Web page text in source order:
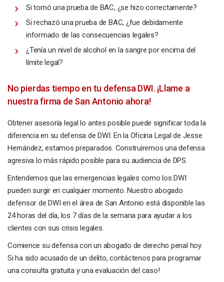
Si tomó una prueba de BAC, ¿se hizo correctamente?
Si rechazó una prueba de BAC, ¿fue debidamente
informado de las consecuencias legales?
¿Tenía un nivel de alcohol en la sangre por encima del
límite legal?
No pierdas tiempo en tu defensa DWI. ¡Llame a
nuestra firma de San Antonio ahora!
Obtener asesoría legal lo antes posible puede significar toda la
diferencia en su defensa de DWI. En la Oficina Legal de Jesse
Hernández, estamos preparados. Construiremos una defensa
agresiva lo más rápido posible para su audiencia de DPS.
Entendemos que las emergencias legales como los DWI
pueden surgir en cualquier momento. Nuestro abogado
defensor de DWI en el área de San Antonio está disponible las
24 horas del día, los 7 días de la semana para ayudar a los
clientes con sus crisis legales.
Comience su defensa con un abogado de derecho penal hoy.
Si ha sido acusado de un delito, contáctenos para programar
una consulta gratuita y una evaluación del caso!